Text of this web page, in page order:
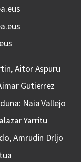
Aitor Aspuru
Gutierrez
Naia Vallejo
Yarritu
Amrudin Drljo